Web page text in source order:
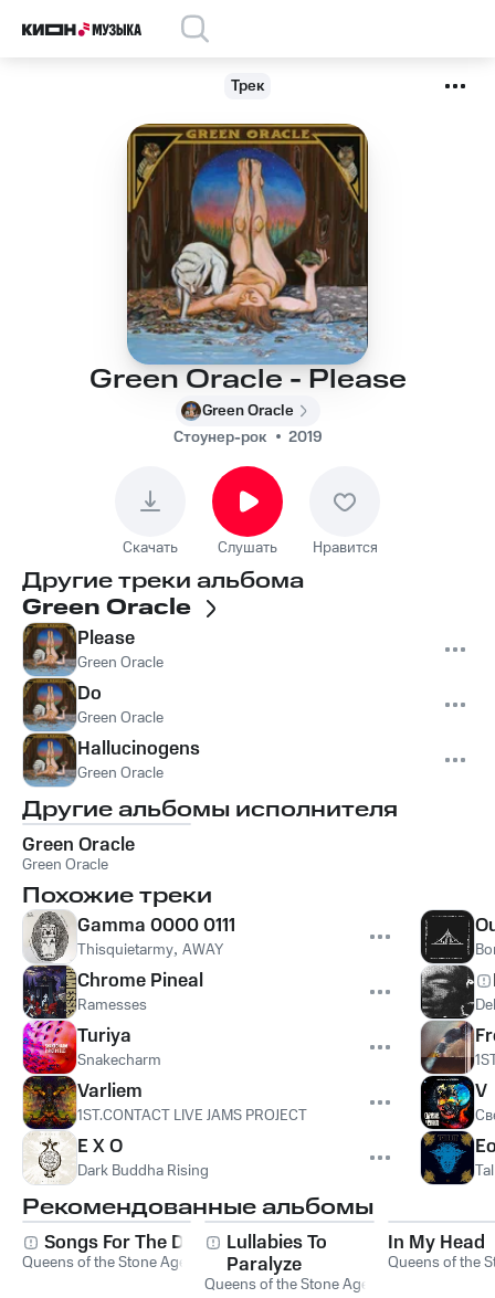
Трек
Green Oracle - Please
Green Oracle
Стоунер-рок
2019
Скачать Слушать Нравится
Другие треки альбома
Green Oracle
Please
Green Oracle
Do
Green Oracle
Hallucinogens
Green Oracle
Другие альбомы исполнителя
Green Oracle
Green Oracle
Похожие треки
Gamma 0000 0111
Thisquietarmy, AWAY
Chrome Pineal
Ramesses
Turiya
Snakecharm
Varliem
1ST.CONTACT LIVE JAMS PROJECT
E X O
Dark Buddha Rising
V
Рекомендованные альбомы
Songs For The Deaf
Queens of the Stone Age
Lullabies To
Paralyze
Queens of the Stone Age
In My Head
Queens of the